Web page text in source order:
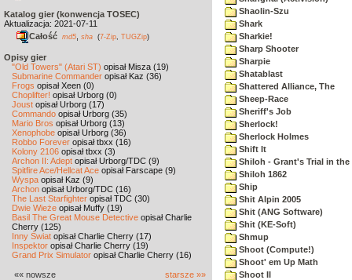
Katalog gier (konwencja TOSEC)
Aktualizacja: 2021-07-11
Całość md5 sha (7-Zip TUGZip)
Opisy gier
"Old Towers" (Atari ST) opisał Misza (19)
Submarine Commander opisał Kaz (36)
Frogs opisał Xeen (0)
Choplifter! opisał Urborg (0)
Joust opisał Urborg (17)
Commando opisał Urborg (35)
Mario Bros opisał Urborg (13)
Xenophobe opisał Urborg (36)
Robbo Forever opisał tbxx (16)
Kolony 2106 opisał tbxx (3)
Archon II: Adept opisał Urborg/TDC (9)
Spitfire Ace/Hellcat Ace opisał Farscape (9)
Wyspa opisał Kaz (9)
Archon opisał Urborg/TDC (16)
The Last Starfighter opisał TDC (30)
Dwie Wieże opisał Muffy (19)
Basil The Great Mouse Detective opisał Charlie
Cherry (125)
Inny Świat opisał Charlie Cherry (17)
Inspektor opisał Charlie Cherry (19)
Grand Prix Simulator opisał Charlie Cherry (16)
«« nowsze starsze »»
Shaolin-Szu
Shark
Sharkie!
Sharp Shooter
Sharpie
Shatablast
Shattered Alliance, The
Sheep-Race
Sheriff's Job
Sherlock!
Sherlock Holmes
Shift It
Shiloh - Grant's Trial in the
Shiloh 1862
Ship
Shit Alpin 2005
Shit (ANG Software)
Shit (KE-Soft)
Shmup
Shoot (Compute!)
Shoot' em Up Math
Shoot II